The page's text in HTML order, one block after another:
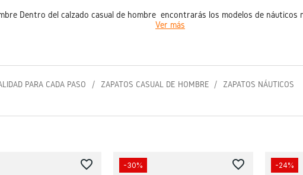
Dentro del calzado casual de hombre encontrarás los modelos de náuticos
Ver más
PARA CADA PASO ZAPATOS CASUAL DE HOMBRE
ZAPATOS NÁUTICOS
favorite_border -30% favorite_border -24%